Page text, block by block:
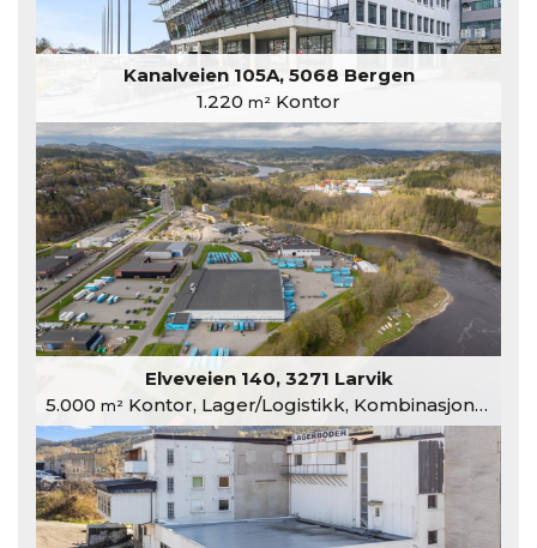
Kanalveien 105A, 5068 Bergen
1.220 m² Kontor
Elveveien 140, 3271 Larvik
5.000 m²Kontor, Lager/Logistikk, Kombinasjonslokaler